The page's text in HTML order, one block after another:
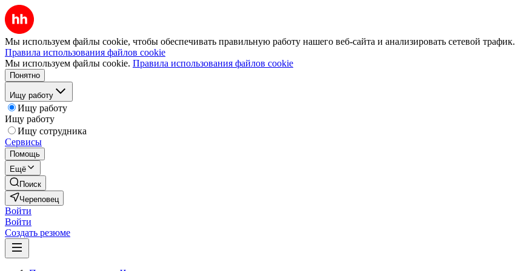
Мы используем файлы cookie, чтобы обеспечивать правильную работу нашего веб-сайта и анализировать сетевой трафик.
Правила использования файлов cookie
Мы используем файлы cookie. Правила использования файлов cookie
Понятно
Ищу работу
Ищу работу
Ищу работу
Ищу сотрудника
Сервисы
Помощь
Ещё
Поиск
Череповец
Войти
Войти
Создать резюме